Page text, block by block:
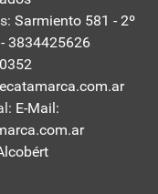
Sarmiento 581 - 2º
3834425626
E-Mail: